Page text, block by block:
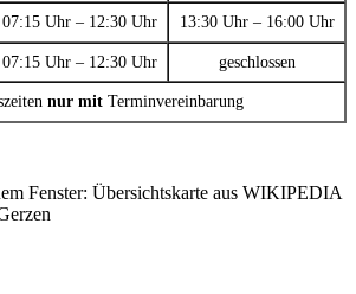
07:15 Uhr – 12:30 Uhr 13:30 Uhr – 16:00 Uhr
07:15 Uhr – 12:30 Uhr geschlossen
nur mit Terminvereinbarung